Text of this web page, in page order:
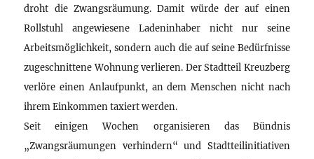
droht die Zwangsräumung. Damit würde der auf einen
Rollstuhl angewiesene Ladeninhaber nicht nur seine
Arbeitsmöglichkeit, sondern auch die auf seine Bedürfnisse
zugeschnittene Wohnung verlieren. Der Stadtteil Kreuzberg
verlöre einen Anlaufpunkt, an dem Menschen nicht nach
ihrem Einkommen taxiert werden.
Seit einigen Wochen organisieren das Bündnis
„Zwangsräumungen verhindern“ und Stadtteilinitiativen